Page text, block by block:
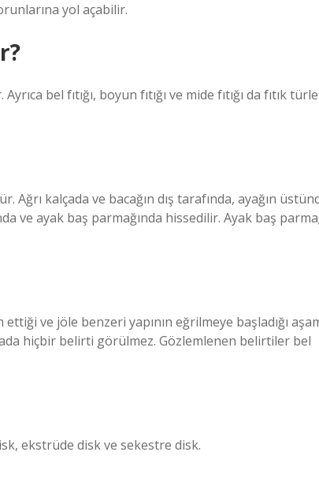
yol açabilir.
bel fıtığı, boyun fıtığı ve mide fıtığı da fıtık
kalçada ve bacağın dış tarafında, ayağın
ve ayak baş parmağında hissedilir. Ayak baş
ve jöle benzeri yapının eğrilmeye başladığı
hiçbir belirti görülmez. Gözlemlenen belirtiler bel
disk, ekstrüde disk ve sekestre disk.